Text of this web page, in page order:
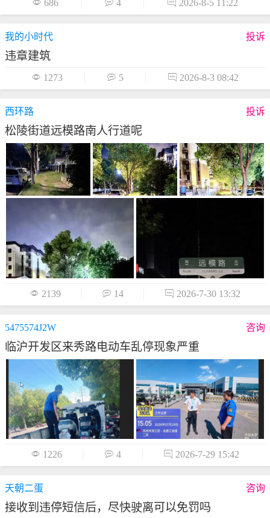
 686  4  2026-8-5 11:22
我的小时代 投诉
违章建筑
 1273  5  2026-8-3 08:42
西环路 投诉
松陵街道远模路南人行道呢
 2139  14  2026-7-30 13:32
5475574J2W 咨询
临沪开发区来秀路电动车乱停现象严重
 1226  4  2026-7-29 15:42
天朝二蛋 咨询
接收到违停短信后，尽快驶离可以免罚吗